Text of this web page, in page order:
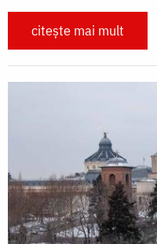
citește mai mult